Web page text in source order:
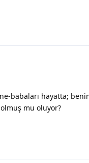
babaları hayatta;
mu oluyor?